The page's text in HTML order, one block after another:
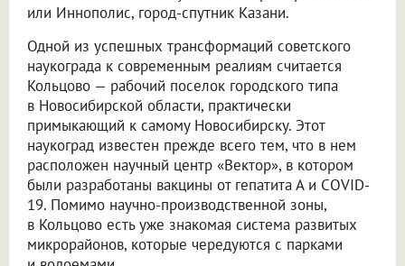
или Иннополис, город-спутник Казани.
Одной из успешных трансформаций советского
наукограда к современным реалиям считается
Кольцово — рабочий поселок городского типа
в Новосибирской области, практически
примыкающий к самому Новосибирску. Этот
наукоград известен прежде всего тем, что в нем
расположен научный центр «Вектор», в котором
были разработаны вакцины от гепатита А и COVID-
19. Помимо научно-производственной зоны,
в Кольцово есть уже знакомая система развитых
микрорайонов, которые чередуются с парками